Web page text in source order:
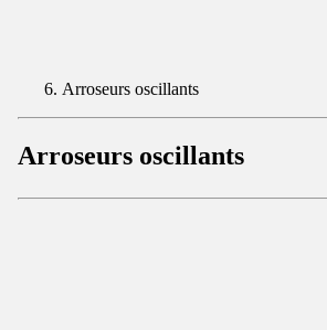
Arroseurs oscillants
Arroseurs oscillants